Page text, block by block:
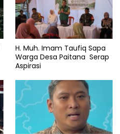
H. Muh. Imam Taufiq Sapa
Warga Desa Paitana Serap
Aspirasi